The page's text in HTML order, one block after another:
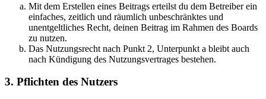
Mit dem Erstellen eines Beitrags erteilst du dem Betreiber ein
einfaches, zeitlich und räumlich unbeschränktes und
unentgeltliches Recht, deinen Beitrag im Rahmen des Boards
zu nutzen.
Das Nutzungsrecht nach Punkt 2, Unterpunkt a bleibt auch
nach Kündigung des Nutzungsvertrages bestehen.
3. Pflichten des Nutzers